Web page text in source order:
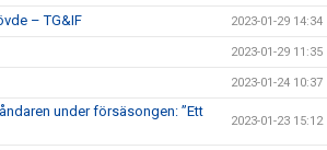
– TG&IF 2023-01-29 14:34
2023-01-29 11:35
2023-01-24 10:37
under försäsongen: ”Ett
2023-01-23 15:12